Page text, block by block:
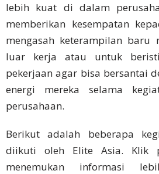
lebih kuat di dalam
memberikan kesempatan
mengasah keterampilan
luar kerja atau untuk
pekerjaan agar bisa bersantai
energi mereka selama
perusahaan.
Berikut adalah beberapa
diikuti oleh Elite Asia. Klik
menemukan informasi
Pelokalan
Bisnis
Pemasaran
Multibahasa
Bahasa
Aksara
Sederhana